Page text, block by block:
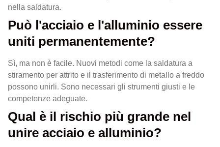
nella saldatura.
Può l'acciaio e l'alluminio essere
uniti permanentemente?
Sì, ma non è facile. Nuovi metodi come la saldatura a
stiramento per attrito e il trasferimento di metallo a freddo
possono unirli. Sono necessari gli strumenti giusti e le
competenze adeguate.
Qual è il rischio più grande nel
unire acciaio e alluminio?